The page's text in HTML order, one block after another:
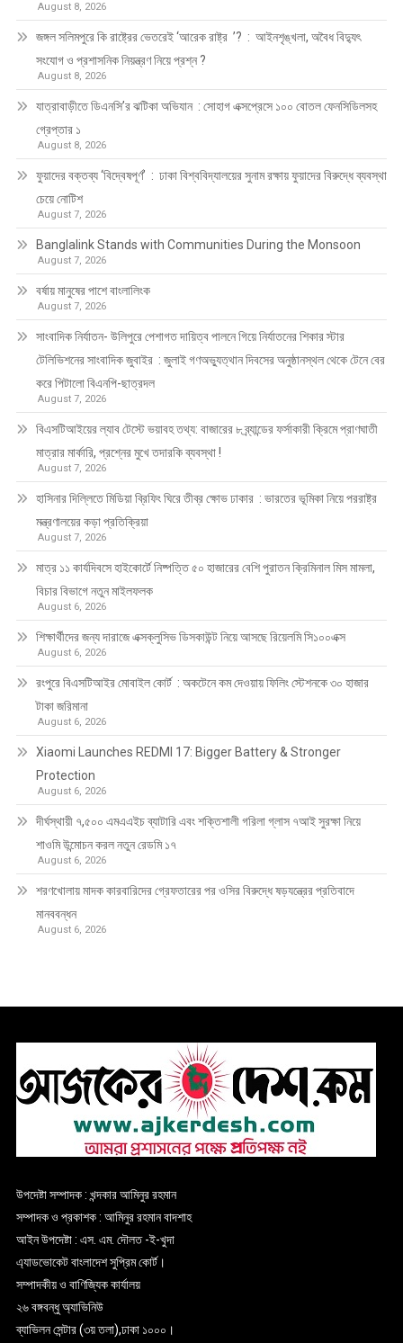
August 8, 2026
জঙ্গল সলিমপুরে কি রাষ্ট্রের ভেতরেই ‘আরেক রাষ্ট্র ’? : আইনশৃঙ্খলা, অবৈধ বিদ্যুৎ
সংযোগ ও প্রশাসনিক নিয়ন্ত্রণ নিয়ে প্রশ্ন ?
August 8, 2026
যাত্রাবাড়ীতে ডিএনসি’র ঝটিকা অভিযান : সোহাগ এক্সপ্রেসে ১০০ বোতল ফেনসিডিলসহ
গ্রেপ্তার ১
August 8, 2026
ফুয়াদের বক্তব্য ‘বিদ্বেষপূর্ণ’ : ঢাকা বিশ্ববিদ্যালয়ের সুনাম রক্ষায় ফুয়াদের বিরুদ্ধে ব্যবস্থা
চেয়ে নোটিশ
August 7, 2026
Banglalink Stands with Communities During the Monsoon
August 7, 2026
বর্ষায় মানুষের পাশে বাংলালিংক
August 7, 2026
সাংবাদিক নির্যাতন- উলিপুরে পেশাগত দায়িত্ব পালনে গিয়ে নির্যাতনের শিকার স্টার
টেলিভিশনের সাংবাদিক জুবাইর : জুলাই গণঅভ্যুত্থান দিবসের অনুষ্ঠানস্থল থেকে টেনে বের
করে পিটালো বিএনপি-ছাত্রদল
August 7, 2026
বিএসটিআইয়ের ল্যাব টেস্টে ভয়াবহ তথ্য: বাজারের ৮ ব্র্যান্ডের ফর্সাকারী ক্রিমে প্রাণঘাতী
মাত্রার মার্কারি, প্রশ্নের মুখে তদারকি ব্যবস্থা !
August 7, 2026
হাসিনার দিল্লিতে মিডিয়া ব্রিফিং ঘিরে তীব্র ক্ষোভ ঢাকার : ভারতের ভূমিকা নিয়ে পররাষ্ট্র
মন্ত্রণালয়ের কড়া প্রতিক্রিয়া
August 7, 2026
মাত্র ১১ কার্যদিবসে হাইকোর্টে নিষ্পত্তি ৫০ হাজারের বেশি পুরাতন ক্রিমিনাল মিস মামলা,
বিচার বিভাগে নতুন মাইলফলক
August 6, 2026
শিক্ষার্থীদের জন্য দারাজে এক্সক্লুসিভ ডিসকাউন্ট নিয়ে আসছে রিয়েলমি সি১০০এক্স
August 6, 2026
রংপুরে বিএসটিআইর মোবাইল কোর্ট : অকটেনে কম দেওয়ায় ফিলিং স্টেশনকে ৩০ হাজার
টাকা জরিমানা
August 6, 2026
Xiaomi Launches REDMI 17: Bigger Battery & Stronger
Protection
August 6, 2026
দীর্ঘস্থায়ী ৭,৫০০ এমএএইচ ব্যাটারি এবং শক্তিশালী গরিলা গ্লাস ৭আই সুরক্ষা নিয়ে
শাওমি উন্মোচন করল নতুন রেডমি ১৭
August 6, 2026
শরণখোলায় মাদক কারবারিদের গ্রেফতারের পর ওসির বিরুদ্ধে ষড়যন্ত্রের প্রতিবাদে
মানববন্ধন
August 6, 2026
উপদেষ্টা সম্পাদক : খন্দকার আমিনুর রহমান
সম্পাদক ও প্রকাশক : আমিনুর রহমান বাদশাহ
আইন উপদেষ্টা : এস. এম. দৌলত -ই-খুদা
এ্যাডভোকেট বাংলাদেশ সুপ্রিম কোর্ট।
সম্পাদকীয় ও বাণিজ্যিক কার্যালয়
২৬ বঙ্গবন্ধু অ্যাভিনিউ
ব্যাভিলন সেন্টার (৩য় তলা),ঢাকা ১০০০।